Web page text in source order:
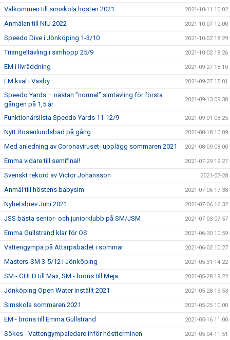
Välkommen till simskola hösten 2021 2021-10-11 10:02
Anmälan till NIU 2022 2021-10-07 12:00
Speedo Dive i Jönköping 1-3/10 2021-10-02 18:29
Triangeltävling i simhopp 25/9 2021-10-02 18:26
EM i livräddning 2021-09-27 18:10
EM kval i Väsby 2021-09-27 15:01
Speedo Yards – nästan ”normal” simtävling för första
gången på 1,5 år
2021-09-13 09:38
Funktionärslista Speedo Yards 11-12/9 2021-09-01 08:25
Nytt Rosenlundsbad på gång... 2021-08-18 10:09
Med anledning av Coronaviruset- upplägg sommaren 2021 2021-08-09 08:00
Emma vidare till semifinal! 2021-07-29 19:27
Svenskt rekord av Victor Johansson 2021-07-28
Anmäl till höstens babysim 2021-07-06 17:38
Nyhetsbrev Juni 2021 2021-07-06 16:32
JSS bästa senior- och juniorklubb på SM/JSM 2021-07-03 07:57
Emma Gullstrand klar för OS 2021-06-30 10:59
Vattengympa på Attarpsbadet i sommar 2021-06-02 10:27
Masters-SM 3-5/12 i Jönköping 2021-05-31 14:22
SM - GULD till Max, SM - brons till Meja 2021-05-28 19:22
Jönköping Open Water inställt 2021 2021-05-28 13:53
Simskola sommaren 2021 2021-05-25 10:00
EM - brons till Emma Gullstrand 2021-05-16 11:00
Sökes - Vattengympaledare inför höstterminen 2021-05-04 11:51